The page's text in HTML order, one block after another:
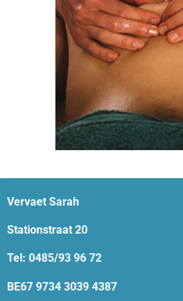
Vervaet Sarah
Stationstraat 20
Tel: 0485/93 96 72
BE67 9734 3039 4387